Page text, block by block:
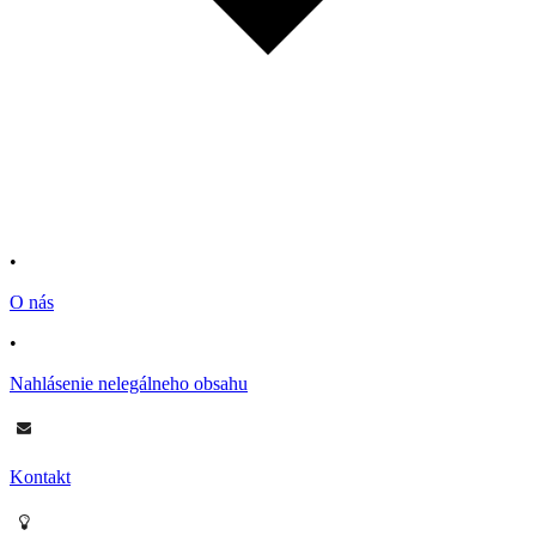
•
O nás
•
Nahlásenie nelegálneho obsahu
Kontakt